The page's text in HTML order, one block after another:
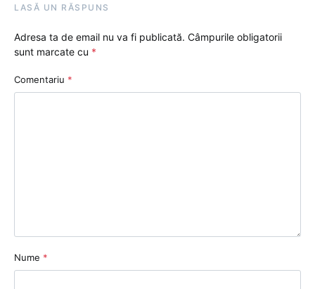
LASĂ UN RĂSPUNS
Adresa ta de email nu va fi publicată. Câmpurile obligatorii
sunt marcate cu *
Comentariu *
Nume *